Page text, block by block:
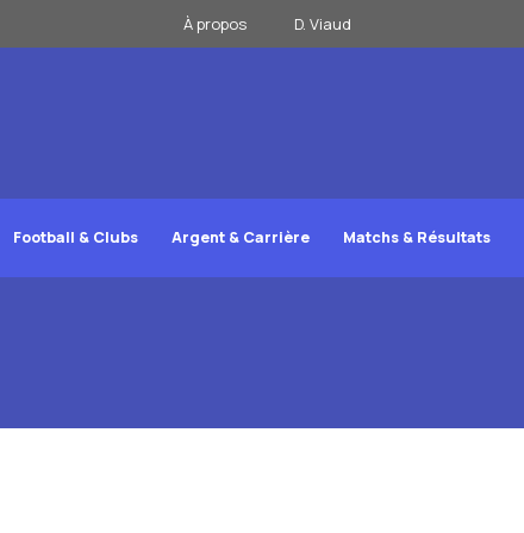
À propos D. Viaud
Football & Clubs Argent & Carrière Matchs & Résultats